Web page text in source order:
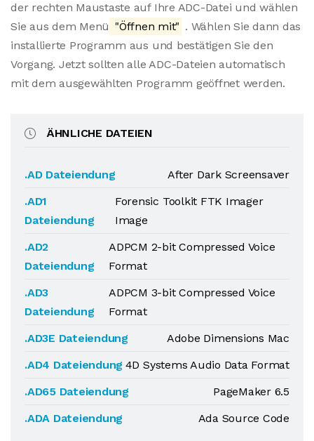
der rechten Maustaste auf Ihre ADC-Datei und wählen
Sie aus dem Menü "Öffnen mit" . Wählen Sie dann das
installierte Programm aus und bestätigen Sie den
Vorgang. Jetzt sollten alle ADC-Dateien automatisch
mit dem ausgewählten Programm geöffnet werden.
ÄHNLICHE DATEIEN
.AD Dateiendung
After Dark Screensaver
.AD1
Dateiendung
Forensic Toolkit FTK Imager
Image
.AD2
Dateiendung
ADPCM 2-bit Compressed Voice
Format
.AD3
Dateiendung
ADPCM 3-bit Compressed Voice
Format
.AD3E Dateiendung
Adobe Dimensions Mac
.AD4 Dateiendung 4D Systems Audio Data Format
.AD65 Dateiendung
PageMaker 6.5
.ADA Dateiendung
Ada Source Code